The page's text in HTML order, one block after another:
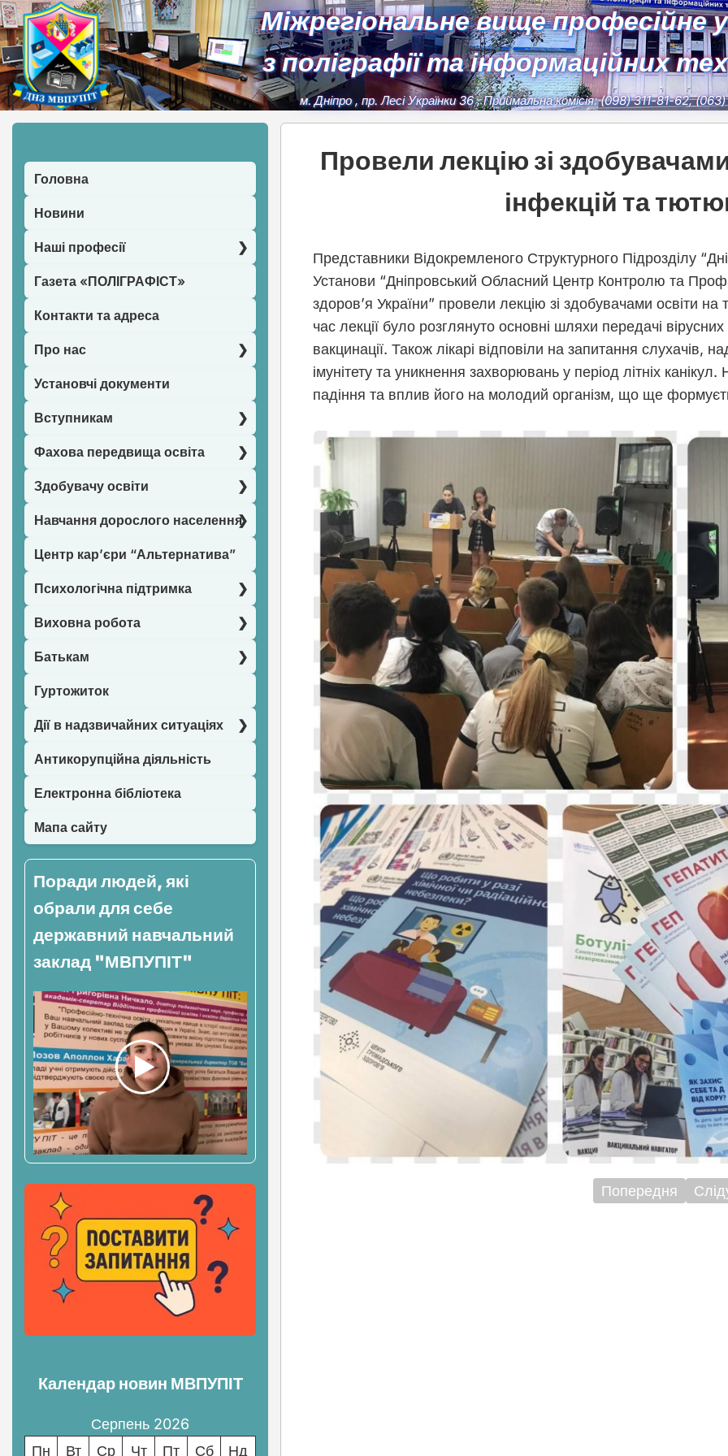
Міжрегіональне вище професійне
з поліграфії та інформаційних
м. Дніпро,пр. Лесі Українки 36, Приймальна комісія:(098) 311-81-62,
Головна
Новини
Наші професії
Газета «ПОЛІГРАФІСТ»
Контакти та адреса
Про нас
Установчі документи
Вступникам
Фахова передвища освіта
Здобувачу освіти
Навчання дорослого населення
Центр кар’єри “Альтернатива”
Психологічна підтримка
Виховна робота
Батькам
Гуртожиток
Дії в надзвичайних ситуаціях
Антикорупційна діяльність
Електронна бібліотека
Мапа сайту
Поради людей, які
обрали для себе
державний навчальний
заклад "МВПУПІТ"
Календар новин МВПУПІТ
Серпень 2026
Пн
Вт Ср Чт Пт Сб
Нд
Провели лекцію зі
інфекцій та
Представники Відокремленого Структурного Підрозділу
Установи “Дніпровський Обласний Центр Контролю та
здоров’я України” провели лекцію зі здобувачами освіти
час лекції було розглянуто основні шляхи передачі
вакцинації. Також лікарі відповіли на запитання слухачів,
імунітету та уникнення захворювань у період літніх
падіння та вплив його на молодий організм, що ще
Попередня